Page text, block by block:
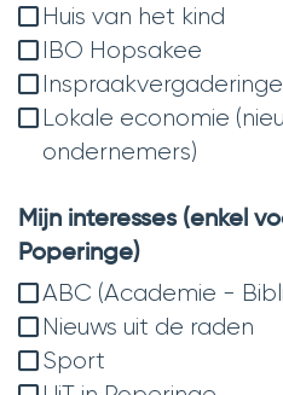
Huis van het kind
IBO Hopsakee
Lokale economie
ondernemers)
Mijn interesses (enkel
Poperinge)
ABC (Academie -
Nieuws uit de raden
Sport